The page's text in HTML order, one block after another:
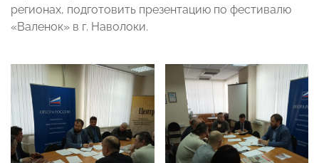
регионах, подготовить презентацию по фестивалю
«Валенок» в г. Наволоки.